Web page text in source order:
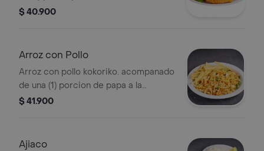
eleccion y 20 g salsa miel mostaza
$ 40.900
Arroz con Pollo
Arroz con pollo kokoriko. acompanado
de una (1) porcion de papa a la
francesa y 1 und de salsa de tomate
$ 41.900
Ajiaco